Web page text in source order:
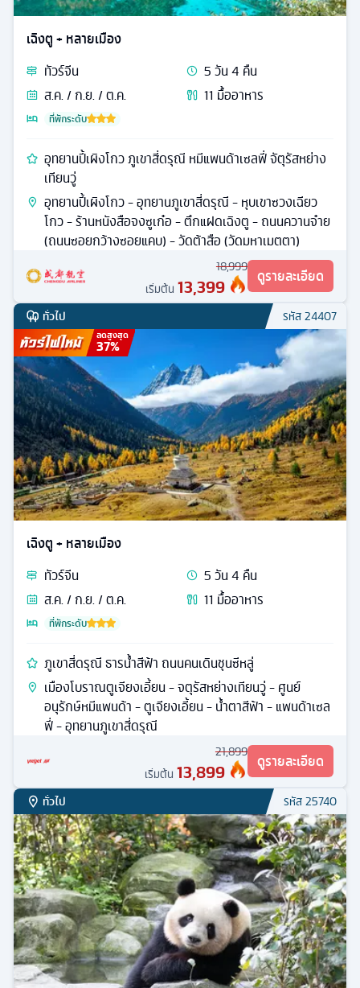
เฉิงตู + หลายเมือง
ทัวร์จีน 5วัน4 คืน
ส.ค. / ก.ย. / ต.ค.
11 มื้ออาหาร
ที่พักระดับ
อุทยานปี้เผิงโกว ภูเขาสี่ดรุณี หมีแพนด้าเซลฟี่ จัตุรัสหย่าง
เทียนวู่
อุทยานปี้เผิงโกว - อุทยานภูเขาสี่ดรุณี - หุบเขาซวงเฉียว
โกว - ร้านหนังสือจงซูเก๋อ - ตึกแฝดเฉิงตู - ถนนควานจ๋าย
(ถนนซอยกว้างซอยแคบ) - วัดต้าสือ (วัดมหาเมตตา)
18,999
เริ่มต้น 13,399 ดูรายละเอียด
ทั่วไป รหัส24407
ลดสูงสุด
37%
เฉิงตู + หลายเมือง
ทัวร์จีน 5วัน4 คืน
ส.ค. / ก.ย. / ต.ค.
11 มื้ออาหาร
ที่พักระดับ
ภูเขาสี่ดรุณี ธารน้ำสีฟ้า ถนนคนเดินชุนซีหลู่
เมืองโบราณตูเจียงเอี้ยน - จตุรัสหย่างเทียนวู่ - ศูนย์
อนุรักษ์หมีแพนด้า - ตูเจียงเอี้ยน - น้ำตาสีฟ้า - แพนด้าเซล
ฟี่ - อุทยานภูเขาสี่ดรุณี
21,899
เริ่มต้น 13,899 ดูรายละเอียด
ทั่วไป รหัส25740